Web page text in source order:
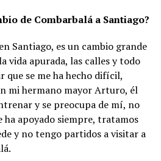
de Combarbalá a Santiago?
Santiago, es un cambio grande
vida apurada, las calles y todo
que se me ha hecho difícil,
mi hermano mayor Arturo, él
y se preocupa de mí, no
ha apoyado siempre, tratamos
y no tengo partidos a visitar a